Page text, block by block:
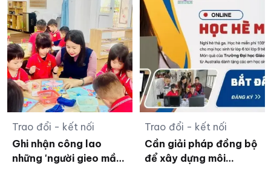
Trao đổi - kết nối
Ghi nhận công lao
những 'người gieo mầm'
Trao đổi - kết nối
Cần giải pháp đồng bộ
để xây dựng môi